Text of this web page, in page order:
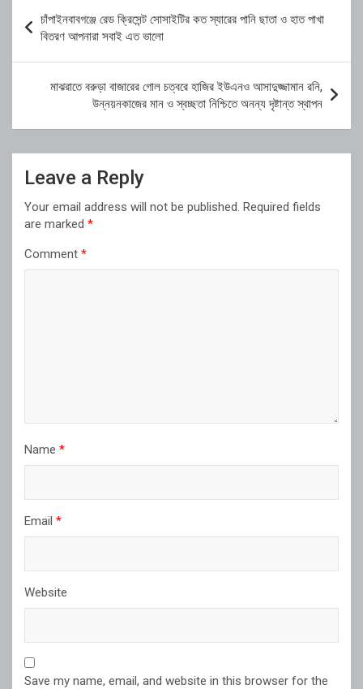
navigation
চাঁপাইনবাবগঞ্জে রেড ক্রিসেন্ট সোসাইটির কত স্যারের পানি ছাতা ও হাত পাখা
বিতরণ আপনারা সবাই এত ভালো
মাঝরাতে বরুড়া বাজারের গোল চত্বরে হাজির ইউএনও আসাদুজ্জামান রনি,
উন্নয়নকাজের মান ও স্বচ্ছতা নিশ্চিতে অনন্য দৃষ্টান্ত স্থাপন
Leave a Reply
Your email address will not be published. Required fields
are marked *
Comment *
Name *
Email *
Website
Save my name, email, and website in this browser for the